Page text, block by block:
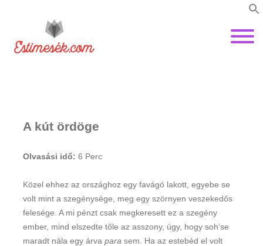
A kút ördöge
Olvasási idő: 6 Perc
Közel ehhez az országhoz egy favágó lakott, egyebe se
volt mint a szegénysége, meg egy szörnyen veszekedős
felesége. A mi pénzt csak megkeresett ez a szegény
ember, mind elszedte tőle az asszony, úgy, hogy soh’se
maradt nála egy árva para sem. Ha az estebéd el volt